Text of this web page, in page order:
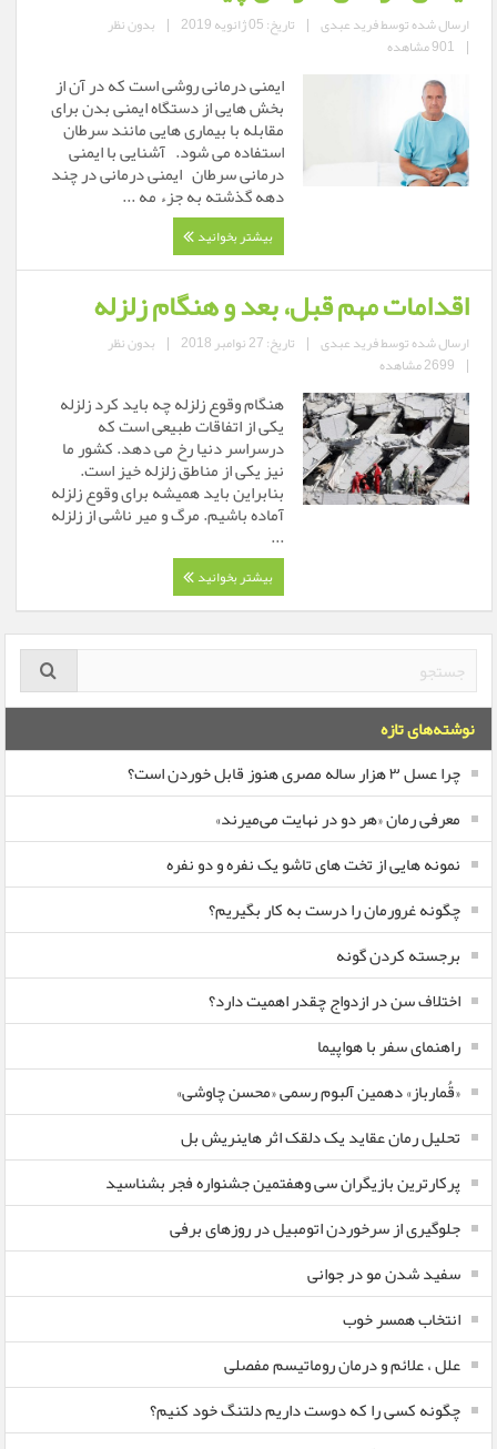
ارسال شده توسطفرید عبدی | تاریخ: 05 ژانویه 2019 | بدون نظر
| 901 مشاهده
ایمنی درمانی روشی است که در آن از
بخش هایی از دستگاه ایمنی بدن برای
مقابله با بیماری هایی مانند سرطان
استفاده می شود. آشنایی با ایمنی
درمانی سرطان ایمنی درمانی در چند
دهه گذشته به جزء مه ...
بیشتر بخوانید
اقدامات مهم قبل، بعد و هنگام زلزله
ارسال شده توسطفرید عبدی | تاریخ: 27 نوامبر 2018 | بدون نظر
| 2699 مشاهده
هنگام وقوع زلزله چه باید کرد زلزله
یکی از اتفاقات طبیعی است که
درسراسر دنیا رخ می دهد. کشور ما
نیز یکی از مناطق زلزله خیز است.
بنابراین باید همیشه برای وقوع زلزله
آماده باشیم. مرگ و میر ناشی از زلزله
...
بیشتر بخوانید
نوشته‌های تازه
چرا عسل ۳ هزار ساله‌ مصری هنوز قابل خوردن است؟
معرفی رمان «هر دو در نهایت می‌میرند»
نمونه هایی از تخت های تاشو یک نفره و دو نفره
چگونه غرورمان را درست به کار بگیریم؟
برجسته کردن گونه
اختلاف سن در ازدواج چقدر اهمیت دارد؟
راهنمای سفر با هواپیما
«قُمارباز» دهمین آلبوم رسمی «محسن چاوشی»
تحلیل رمان عقاید یک دلقک اثر هاینریش بل
پرکارترین بازیگران سی وهفتمین جشنواره فجر بشناسید
جلوگیری از سرخوردن اتومبیل در روزهای برفی
سفید شدن مو در جوانی
انتخاب همسر خوب
علل ، علائم و درمان روماتیسم مفصلی
چگونه کسی را که دوست داریم دلتنگ خود کنیم؟